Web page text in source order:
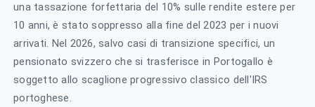
una tassazione forfettaria del 10% sulle rendite estere per
10 anni, è stato soppresso alla fine del 2023 per i nuovi
arrivati. Nel 2026, salvo casi di transizione specifici, un
pensionato svizzero che si trasferisce in Portogallo è
soggetto allo scaglione progressivo classico dell'IRS
portoghese.